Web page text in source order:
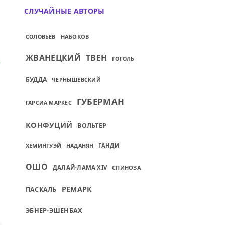
НОГАМИ ЧЕЛОВЕК ДОЛЖЕН
СЛУЧАЙНЫЕ АВТОРЫ
СОЛОВЬЁВ НАБОКОВ
ЖВАНЕЦКИЙ ТВЕН ГОГОЛЬ
БУДДА ЧЕРНЫШЕВСКИЙ
ГАРСИА МАРКЕС ГУБЕРМАН
КОНФУЦИЙ ВОЛЬТЕР
ХЕМИНГУЭЙ НАДАНЯН ГАНДИ
ОШО ДАЛАЙ-ЛАМА XIV СПИНОЗА
ПАСКАЛЬ РЕМАРК
ЭБНЕР-ЭШЕНБАХ